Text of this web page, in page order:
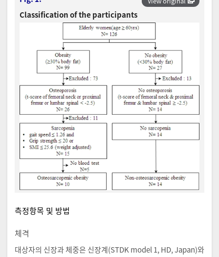
Classification of the participants
측정항목 및 방법
체격
대상자의 신장과 체중은 신장계(STDK model 1, HD, Japan)와